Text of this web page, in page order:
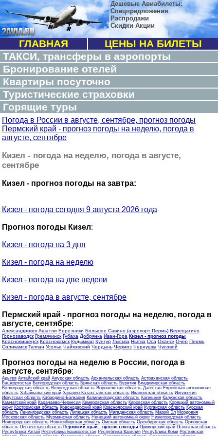
Дешевые Авиабилеты:
Спецпредложения
Распродажи
Скидки Акции
ГЛАВНАЯ
ЦЕНЫ НА БИЛЕТЫ
ТАКСИ, трансферы в аэропорты
Бронирование отелей
Квартиры посуточно
Туристические страховки
Горящие туры
Погода в России в августе, сентябре, прогноз погоды
Пермский край - прогноз погоды на неделю, погода в
августе, сентябре
Кизел - погода на неделю, погода в августе,
сентябре
Кизел - прогноз погоды на завтра:
Кизел - погода сегодня 9 августа 2026 года
Прогноз погоды Кизел:
Кизел - погода на 3 дня
Кизел - погода на неделю
Кизел - погода на две недели
Кизел - погода в августе, сентябре
Пермский край - прогноз погоды на неделю, погода в
августе, сентябре:
Александровск Ашатли Березники Большое Савино (аэропорт Пермь) Верещагино
Горнозаводск Гремячинск Губаха Добрянка Иван-Гора Кизел - прогноз погоды
Красновишерск Краснокамск Кудымкар Кунгур Лысьва Нытва Оса Оханск Очер Пермь
Соликамск Тулпан Усолье Чайковский Чердынь Чермоз Чернушка Чусовой
Прогноз погоды на неделю в России, погода в
августе, сентябре:
Адыгея Алтайский край Амурская область Архангельская область Астраханская область
Башкортостан Белгородская область Брянская область Бурятия Владимирская область
Волгоградская область Вологодская область Воронежская область Дагестан Еврейская автономная
область Забайкальский край Западно-Казахстанская область Ивановская область Ингушетия
Иркутская область Кабардино-Балкария Калининградская область Калмыкия Калужская область
Камчатский край Карачаево-Черкесия Кемеровская область Кировская область Коряцкий автономный
округ Костромская область Краснодарский край Красноярский край Курганская область Курская
область Ленинградская область Липецкая область Магаданская область Марий Эл Мордовия
Московская область Мурманская область Ненецкий автономный округ Нижегородская область
Новгородская область Новосибирская область Омская область Оренбургская область Орловская
область Пензенская область Пермский край - прогноз погоды Приморский край Псковская область
Республика Алтай Республика Башкортостан Республика Карелия Республика Коми Ростовская